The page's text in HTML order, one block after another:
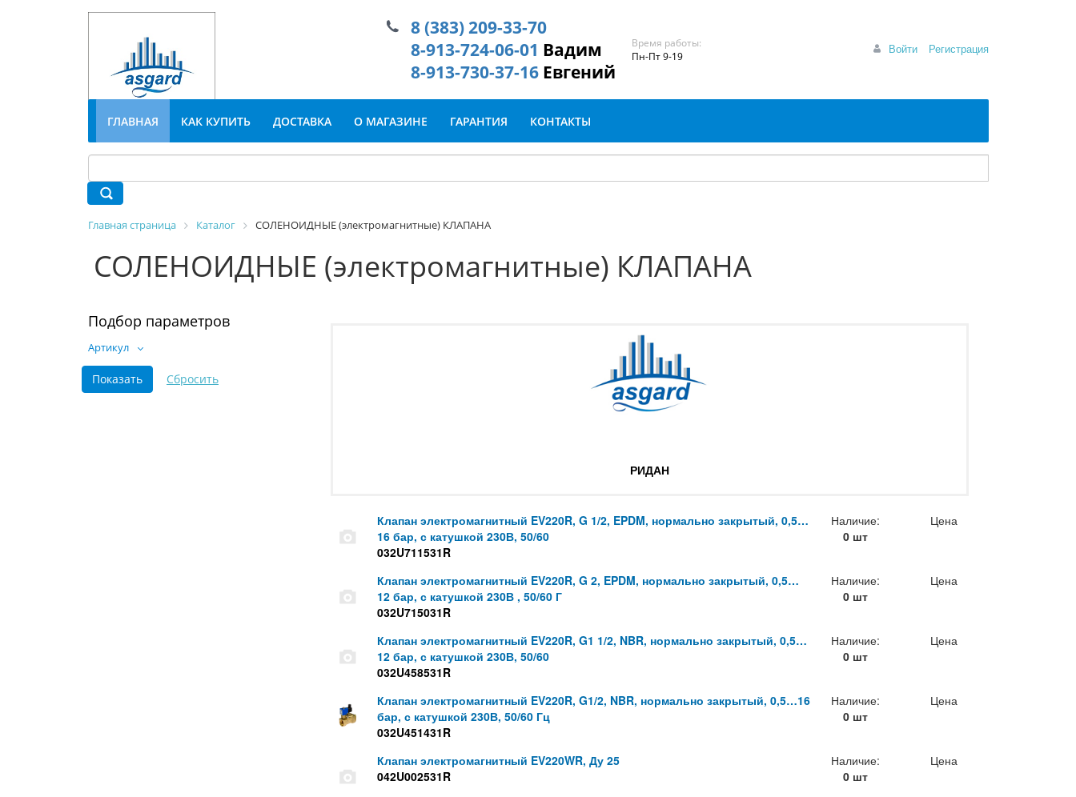
Войти Регистрация
8 (383) 209-33-70
8-913-724-06-01 Вадим
8-913-730-37-16 Евгений
Время работы:
Пн-Пт 9-19
ГЛАВНАЯ КАК КУПИТЬ ДОСТАВКА О МАГАЗИНЕ ГАРАНТИЯ КОНТАКТЫ
Главная страница Каталог СОЛЕНОИДНЫЕ (электромагнитные) КЛАПАНА
СОЛЕНОИДНЫЕ (электромагнитные) КЛАПАНА
Подбор параметров
Артикул
РИДАН
Клапан электромагнитный EV220R, G 1/2, EPDM, нормально закрытый, 0,5…
16 бар, с катушкой 230В, 50/60
032U711531R
Наличие:
0 шт
Цена
Клапан электромагнитный EV220R, G 2, EPDM, нормально закрытый, 0,5…
12 бар, с катушкой 230В , 50/60 Г
032U715031R
Наличие:
0 шт
Цена
Клапан электромагнитный EV220R, G1 1/2, NBR, нормально закрытый, 0,5…
12 бар, с катушкой 230В, 50/60
032U458531R
Наличие:
0 шт
Цена
Клапан электромагнитный EV220R, G1/2, NBR, нормально закрытый, 0,5…16
бар, с катушкой 230В, 50/60 Гц
032U451431R
Наличие:
0 шт
Цена
Клапан электромагнитный EV220WR, Ду 25
042U002531R
Наличие:
0 шт
Цена